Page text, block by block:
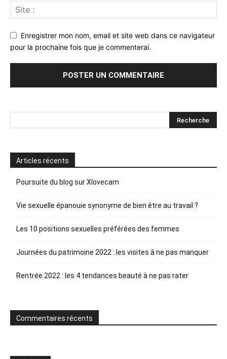
Enregistrer mon nom, email et site web dans ce navigateur
pour la prochaine fois que je commenterai.
Articles récents
Poursuite du blog sur Xlovecam
Vie sexuelle épanouie synonyme de bien être au travail ?
Les 10 positions sexuelles préférées des femmes
Journées du patrimoine 2022 : les visites à ne pas manquer
Rentrée 2022 : les 4 tendances beauté à ne pas rater
Commentaires récents